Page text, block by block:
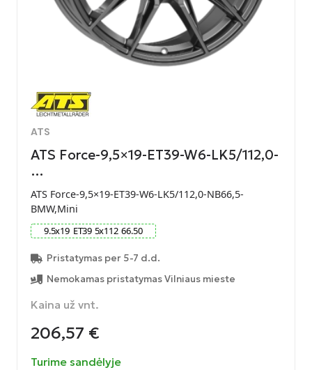
ATS
ATS Force-9,5×19-ET39-W6-LK5/112,0-
…
ATS Force-9,5×19-ET39-W6-LK5/112,0-NB66,5-
BMW,Mini
9.5x19 ET39 5x112 66.50
Pristatymas per 5-7 d.d.
Nemokamas pristatymas Vilniaus mieste
Kaina už vnt.
206,57 €
Turime sandėlyje